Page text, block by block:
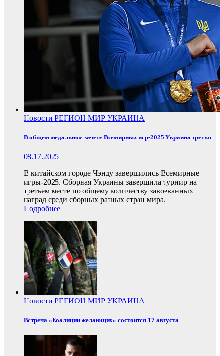
Новости РЕГИОН МИР УКРАИНА
В общем медальном зачете Всемирных игр-2025 Украина третья
08.17.2025
В китайском городе Чэнду завершились Всемирные
игры-2025. Сборная Украины завершила турнир на
третьем месте по общему количеству завоеванных
наград среди сборных разных стран мира.
Подробнее
Новости РЕГИОН МИР УКРАИНА
Встреча «Коалиции желающих» состоится 17 августа